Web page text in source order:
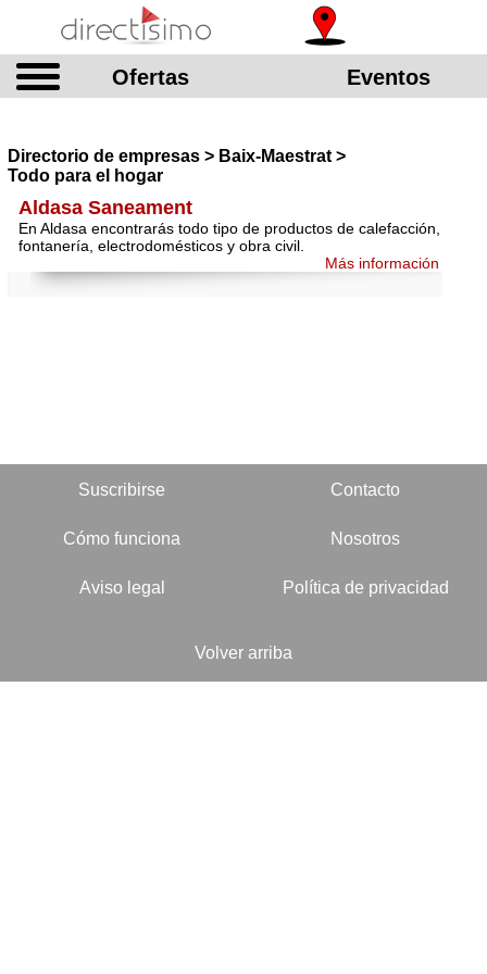
Ofertas Eventos
Directorio de empresas > Baix-Maestrat >
Todo para el hogar
Aldasa Saneament
En Aldasa encontrarás todo tipo de productos de calefacción,
fontanería, electrodomésticos y obra civil.
Más información
Suscribirse Contacto
Cómo funciona Nosotros
Aviso legal Política de privacidad
Volver arriba